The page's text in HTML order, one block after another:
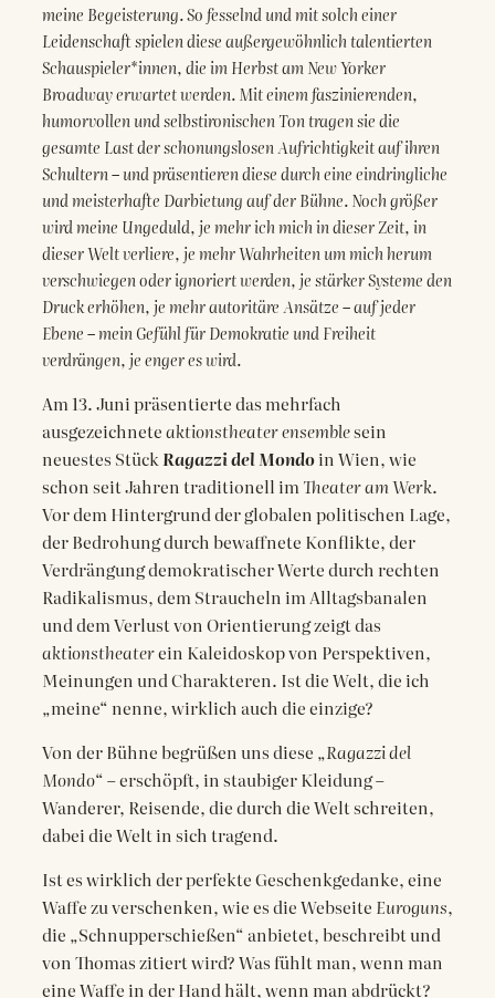
meine Begeisterung. So fesselnd und mit solch einer
Leidenschaft spielen diese außergewöhnlich talentierten
Schauspieler*innen, die im Herbst am New Yorker
Broadway erwartet werden. Mit einem faszinierenden,
humorvollen und selbstironischen Ton tragen sie die
gesamte Last der schonungslosen Aufrichtigkeit auf ihren
Schultern – und präsentieren diese durch eine eindringliche
und meisterhafte Darbietung auf der Bühne.Noch größer
wird meine Ungeduld, je mehr ich mich in dieser Zeit, in
dieser Welt verliere, je mehr Wahrheiten um mich herum
verschwiegen oder ignoriert werden, je stärker Systeme den
Druck erhöhen, je mehr autoritäre Ansätze – auf jeder
Ebene – mein Gefühl für Demokratie und Freiheit
verdrängen, je enger es wird.
Am 13. Juni präsentierte das mehrfach
ausgezeichneteaktionstheater ensemblesein
neuestes StückRagazzi del Mondoin Wien, wie
schon seit Jahren traditionell imTheater am Werk.
Vor dem Hintergrund der globalen politischen Lage,
der Bedrohung durch bewaffnete Konflikte, der
Verdrängung demokratischer Werte durch rechten
Radikalismus, dem Straucheln im Alltagsbanalen
und dem Verlust von Orientierung zeigt das
aktionstheaterein Kaleidoskop von Perspektiven,
Meinungen und Charakteren. Ist die Welt, die ich
„meine“ nenne, wirklich auch die einzige?
Von der Bühne begrüßen uns diese „Ragazzi del
Mondo“ – erschöpft, in staubiger Kleidung –
Wanderer, Reisende, die durch die Welt schreiten,
dabei die Welt in sich tragend.
Ist es wirklich der perfekte Geschenkgedanke, eine
Waffe zu verschenken, wie es die Webseite Euroguns,
die „Schnupperschießen“ anbietet, beschreibt und
von Thomas zitiert wird? Was fühlt man, wenn man
eine Waffe in der Hand hält, wenn man abdrückt?